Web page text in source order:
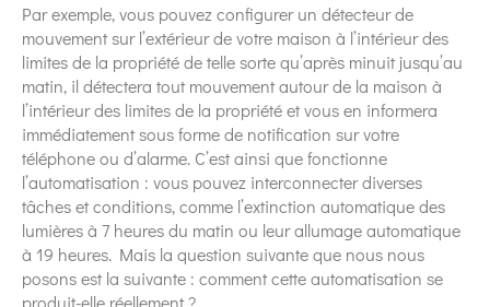
Par exemple, vous pouvez configurer un détecteur de
mouvement sur l’extérieur de votre maison à l’intérieur des
limites de la propriété de telle sorte qu’après minuit jusqu’au
matin, il détectera tout mouvement autour de la maison à
l’intérieur des limites de la propriété et vous en informera
immédiatement sous forme de notification sur votre
téléphone ou d’alarme. C’est ainsi que fonctionne
l’automatisation : vous pouvez interconnecter diverses
tâches et conditions, comme l’extinction automatique des
lumières à 7 heures du matin ou leur allumage automatique
à 19 heures. Mais la question suivante que nous nous
posons est la suivante : comment cette automatisation se
produit-elle réellement ?